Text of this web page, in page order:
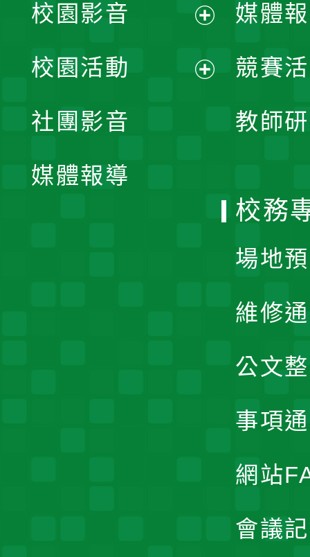
媒體
競賽
教師
校園影音
開
校園活動
社團影音
媒體報導
校務
場地
維修
公文
事項
網站
會議